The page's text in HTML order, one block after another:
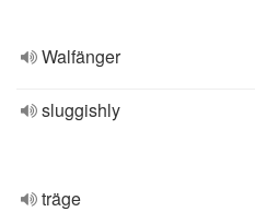
Walfänger
sluggishly
träge